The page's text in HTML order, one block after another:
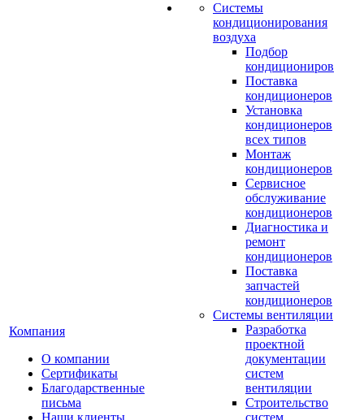
Компания
О компании
Сертификаты
Благодарственные
письма
Наши клиенты
Системы
кондиционирования
воздуха
Подбор
кондициониров
Поставка
кондиционеров
Установка
кондиционеров
всех типов
Монтаж
кондиционеров
Сервисное
обслуживание
кондиционеров
Диагностика и
ремонт
кондиционеров
Поставка
запчастей
кондиционеров
Системы вентиляции
Разработка
проектной
документации
систем
вентиляции
Строительство
систем